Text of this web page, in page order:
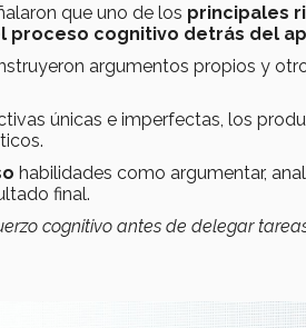
que uno de los principales
proceso cognitivo detrás del
argumentos propios y
únicas e imperfectas, los
habilidades como argumentar,
final.
cognitivo antes de delegar